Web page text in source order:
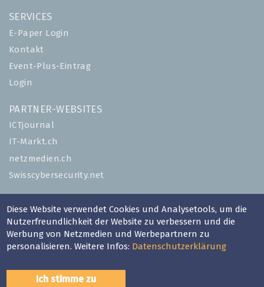
SERVICES
E-Paper Login
Kontakt
Event-Plus-Eintrag
Login
PARTNER-WEBSITES
ICTjournal
IT-Markt.ch
netzmedien.ch
Swisscybersecurity.net
Impressum
AGB
Nutzungsbestimmungen
Diese Website verwendet Cookies und Analysetools, um die
Nutzerfreundlichkeit der Website zu verbessern und die
Werbung von Netzmedien und Werbepartnern zu
personalisieren. Weitere Infos: Datenschutzerklärung
Ich stimme zu